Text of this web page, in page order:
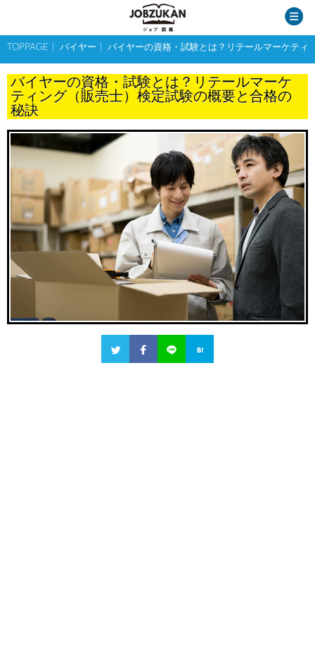
TOPPAGE バイヤー バイヤーの資格・試験とは？リテールマーケティ
バイヤーの資格・試験とは？リテールマーケ
ティング（販売士）検定試験の概要と合格の
秘訣